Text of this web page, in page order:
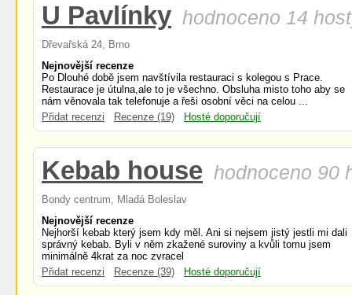
U Pavlínky hodnoceno 14
Dřevařská 24, Brno
Nejnovější recenze
Po Dlouhé době jsem navštívila restauraci s kolegou s Prace.
Restaurace je útulna,ale to je všechno. Obsluha misto toho aby se
nám věnovala tak telefonuje a řeši osobní věci na celou ...
Přidat recenzi
Recenze (19) Hosté doporučují
Kebab house hodnoceno 90
Bondy centrum, Mladá Boleslav
Nejnovější recenze
Nejhorší kebab který jsem kdy měl. Ani si nejsem jistý jestli mi dali
správný kebab. Byli v něm zkažené suroviny a kvůli tomu jsem
minimálně 4krat za noc zvracel
Přidat recenzi
Recenze (39) Hosté doporučují